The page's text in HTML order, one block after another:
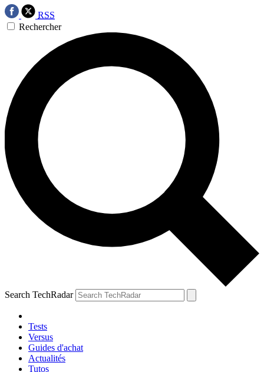
RSS
Rechercher
Search TechRadar
Tests
Versus
Guides d'achat
Actualités
Tutos